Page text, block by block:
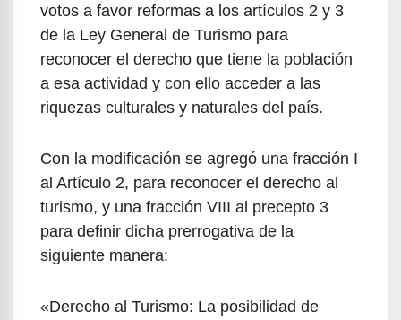
votos a favor reformas a los artículos 2 y 3
de la Ley General de Turismo para
reconocer el derecho que tiene la población
a esa actividad y con ello acceder a las
riquezas culturales y naturales del país.
Con la modificación se agregó una fracción I
al Artículo 2, para reconocer el derecho al
turismo, y una fracción VIII al precepto 3
para definir dicha prerrogativa de la
siguiente manera:
«Derecho al Turismo: La posibilidad de